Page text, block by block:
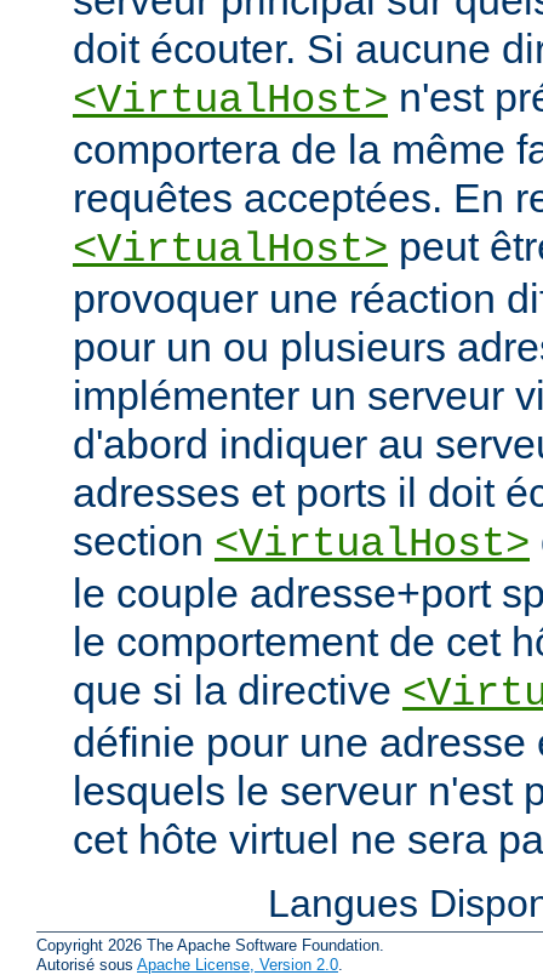
doit écouter. Si aucune
<VirtualHost> n'est
comportera de la même
requêtes acceptées. En
<VirtualHost> peut
provoquer une réaction
pour un ou plusieurs
implémenter un serveur
d'abord indiquer au
adresses et ports il doit
section <VirtualHost>
le couple adresse+port
le comportement de cet
que si la directive
définie pour une adresse
lesquels le serveur n'est
cet hôte virtuel ne sera
Langues
Copyright 2026 The Apache Software Foundation.
Autorisé sous Apache License, Version 2.0